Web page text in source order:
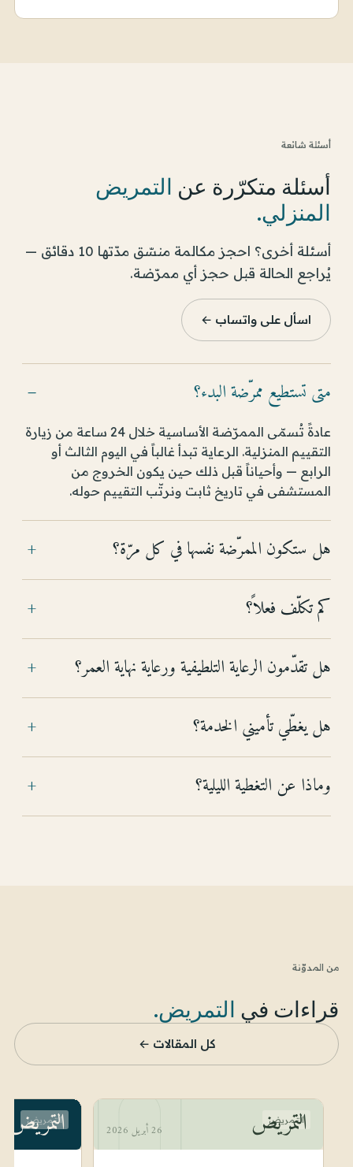
أسئلة شائعة
أسئلة متكرّرة عن التمريض
المنزلي.
أسئلة أخرى؟ احجز مكالمة منسّق مدّتها 10 دقائق —
يُراجع الحالة قبل حجز أي ممرّضة.
اسأل على واتساب ←
متى تستطيع ممرّضة البدء؟ −
عادةً تُسمّى الممرّضة الأساسية خلال 24 ساعة من زيارة
التقييم المنزلية. الرعاية تبدأ غالباً في اليوم الثالث أو
الرابع — وأحياناً قبل ذلك حين يكون الخروج من
المستشفى في تاريخ ثابت ونرتّب التقييم حوله.
هل ستكون الممرّضة نفسها في كل مرّة؟
+
كم تكلّف فعلاً؟
+
هل تقدّمون الرعاية التلطيفية ورعاية نهاية العمر؟
+
هل يغطّي تأميني الخدمة؟
+
وماذا عن التغطية الليلية؟
+
من المدوّنة
قراءات في التمريض.
كل المقالات ←
التمريض
التمريض 26 أبريل 2026
التمريض
التمريض